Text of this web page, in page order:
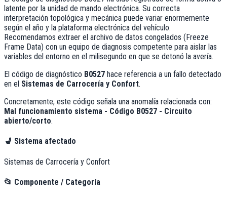
latente por la unidad de mando electrónica. Su correcta
interpretación topológica y mecánica puede variar enormemente
según el año y la plataforma electrónica del vehículo.
Recomendamos extraer el archivo de datos congelados (Freeze
Frame Data) con un equipo de diagnosis competente para aislar las
variables del entorno en el milisegundo en que se detonó la avería.
El código de diagnóstico B0527 hace referencia a un fallo detectado
en el Sistemas de Carrocería y Confort.
Concretamente, este código señala una anomalía relacionada con:
Mal funcionamiento sistema - Código B0527 - Circuito
abierto/corto.
💺 Sistema afectado
Sistemas de Carrocería y Confort
📂 Componente / Categoría